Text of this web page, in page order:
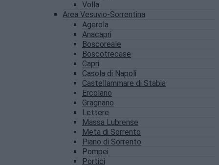
Volla
Area Vesuvio-Sorrentina
Agerola
Anacapri
Boscoreale
Boscotrecase
Capri
Casola di Napoli
Castellammare di Stabia
Ercolano
Gragnano
Lettere
Massa Lubrense
Meta di Sorrento
Piano di Sorrento
Pompei
Portici